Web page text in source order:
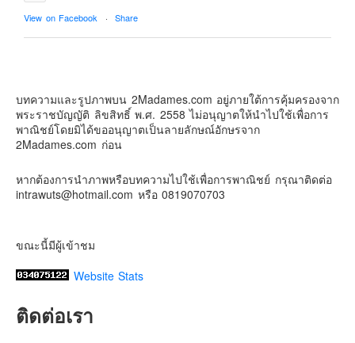
View on Facebook · Share
เตรียมไว้หนวด ถอยปืนลูกซอง
#น้องเกรซ #ลูกสาวเราเป็นสาวแล้ว
Photo
บทความและรูปภาพบน 2Madames.com อยู่ภายใต้การคุ้มครองจาก
พระราชบัญญัติ ลิขสิทธิ์ พ.ศ. 2558 ไม่อนุญาตให้นำไปใช้เพื่อการ
พาณิชย์โดยมิได้ขออนุญาตเป็นลายลักษณ์อักษรจาก
2Madames.com ก่อน
หากต้องการนำภาพหรือบทความไปใช้เพื่อการพาณิชย์ กรุณาติดต่อ
intrawuts@hotmail.com หรือ 0819070703
ขณะนี้มีผู้เข้าชม
Website Stats
ติดต่อเรา